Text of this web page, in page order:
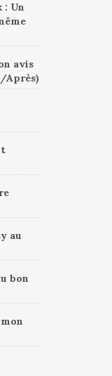
: Un
avis
Après)
au
bon